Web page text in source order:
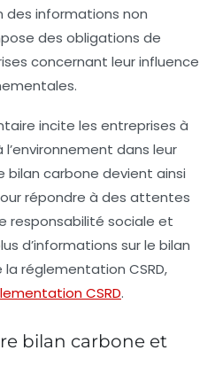
des informations non
des obligations de
concernant leur influence
incite les entreprises à
dans leur
bilan carbone devient ainsi
répondre à des attentes
responsabilité sociale et
d’informations sur le bilan
réglementation CSRD,
CSRD.
bilan carbone et